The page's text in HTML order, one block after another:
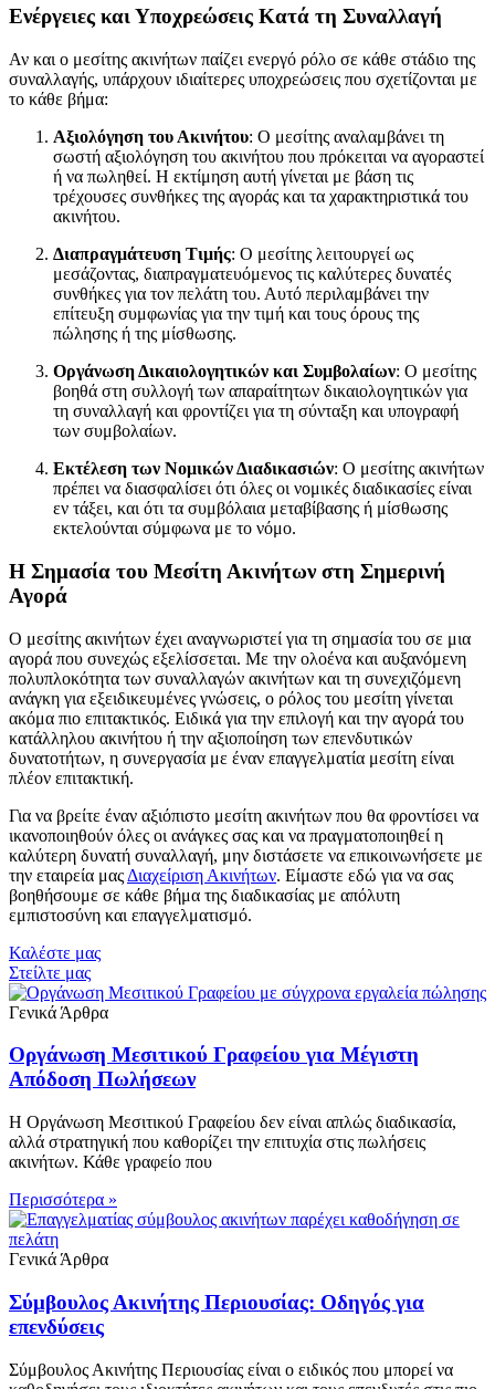
Ενέργειες και Υποχρεώσεις Κατά τη Συναλλαγή
Αν και ο μεσίτης ακινήτων παίζει ενεργό ρόλο σε κάθε στάδιο της
συναλλαγής, υπάρχουν ιδιαίτερες υποχρεώσεις που σχετίζονται με
το κάθε βήμα:
Αξιολόγηση του Ακινήτου: Ο μεσίτης αναλαμβάνει τη
σωστή αξιολόγηση του ακινήτου που πρόκειται να αγοραστεί
ή να πωληθεί. Η εκτίμηση αυτή γίνεται με βάση τις
τρέχουσες συνθήκες της αγοράς και τα χαρακτηριστικά του
ακινήτου.
Διαπραγμάτευση Τιμής: Ο μεσίτης λειτουργεί ως
μεσάζοντας, διαπραγματευόμενος τις καλύτερες δυνατές
συνθήκες για τον πελάτη του. Αυτό περιλαμβάνει την
επίτευξη συμφωνίας για την τιμή και τους όρους της
πώλησης ή της μίσθωσης.
Οργάνωση Δικαιολογητικών και Συμβολαίων: Ο μεσίτης
βοηθά στη συλλογή των απαραίτητων δικαιολογητικών για
τη συναλλαγή και φροντίζει για τη σύνταξη και υπογραφή
των συμβολαίων.
Εκτέλεση των Νομικών Διαδικασιών: Ο μεσίτης ακινήτων
πρέπει να διασφαλίσει ότι όλες οι νομικές διαδικασίες είναι
εν τάξει, και ότι τα συμβόλαια μεταβίβασης ή μίσθωσης
εκτελούνται σύμφωνα με το νόμο.
Η Σημασία του Μεσίτη Ακινήτων στη Σημερινή
Αγορά
Ο μεσίτης ακινήτων έχει αναγνωριστεί για τη σημασία του σε μια
αγορά που συνεχώς εξελίσσεται. Με την ολοένα και αυξανόμενη
πολυπλοκότητα των συναλλαγών ακινήτων και τη συνεχιζόμενη
ανάγκη για εξειδικευμένες γνώσεις, ο ρόλος του μεσίτη γίνεται
ακόμα πιο επιτακτικός. Ειδικά για την επιλογή και την αγορά του
κατάλληλου ακινήτου ή την αξιοποίηση των επενδυτικών
δυνατοτήτων, η συνεργασία με έναν επαγγελματία μεσίτη είναι
πλέον επιτακτική.
Για να βρείτε έναν αξιόπιστο μεσίτη ακινήτων που θα φροντίσει να
ικανοποιηθούν όλες οι ανάγκες σας και να πραγματοποιηθεί η
καλύτερη δυνατή συναλλαγή, μην διστάσετε να επικοινωνήσετε με
την εταιρεία μας Διαχείριση Ακινήτων. Είμαστε εδώ για να σας
βοηθήσουμε σε κάθε βήμα της διαδικασίας με απόλυτη
εμπιστοσύνη και επαγγελματισμό.
Καλέστε μας
Στείλτε μας
Γενικά Άρθρα
Οργάνωση Μεσιτικού Γραφείου για Μέγιστη
Απόδοση Πωλήσεων
Η Οργάνωση Μεσιτικού Γραφείου δεν είναι απλώς διαδικασία,
αλλά στρατηγική που καθορίζει την επιτυχία στις πωλήσεις
ακινήτων. Κάθε γραφείο που
Περισσότερα »
Γενικά Άρθρα
Σύμβουλος Ακινήτης Περιουσίας: Οδηγός για
επενδύσεις
Σύμβουλος Ακινήτης Περιουσίας είναι ο ειδικός που μπορεί να